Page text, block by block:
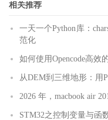
相关推荐
一天一个Python库：
范化
如何使用Opencode高效
从DEM到三维地形：用
2026 年，macbook air
STM32之控制变量与函